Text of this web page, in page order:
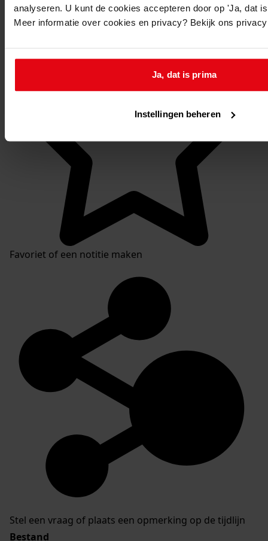
analyseren. U kunt de cookies accepteren door op 'Ja, dat
Meer informatie over cookies en privacy? Bekijk ons
Ja, dat is prima
Instellingen beheren
Mijn Studiezaal
Favoriet of een notitie maken
Stel een vraag of plaats een opmerking op de tijdlijn
Bestand